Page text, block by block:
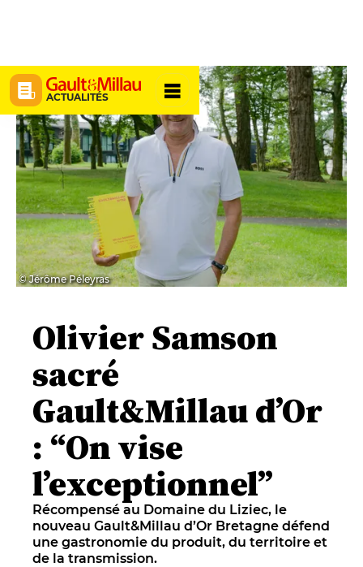
ACTUALITÉS
© Jérôme Péleyras
Olivier Samson
sacré
Gault&Millau d’Or
: “On vise
l’exceptionnel”
Récompensé au Domaine du Liziec, le
nouveau Gault&Millau d’Or Bretagne défend
une gastronomie du produit, du territoire et
de la transmission.